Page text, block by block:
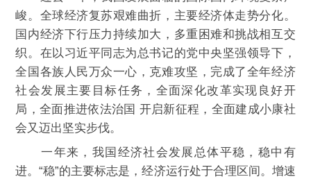
峻。全球经济复苏艰难曲折，主要经济体走势分化。
国内经济下行压力持续加大，多重困难和挑战相互交
织。在以习近平同志为总书记的党中央坚强领导下，
全国各族人民万众一心，克难攻坚，完成了全年经济
社会发展主要目标任务，全面深化改革实现良好开
局，全面推进依法治国 开启新征程，全面建成小康社
会又迈出坚实步伐。
一年来，我国经济社会发展总体平稳，稳中有
进。“稳”的主要标志是，经济运行处于合理区间。增速